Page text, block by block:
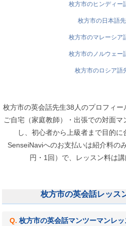
枚方市のヒンディー
枚方市の日本語
枚方市のマレーシア
枚方市のノルウェー
枚方市のロシア語
枚方市の英会話先生38人のプロフィー
ご自宅（家庭教師）・出張での対面
し、初心者から上級者まで目的に
SenseiNaviへのお支払いは紹介料の
円・1回）で、レッスン料は講
枚方市の英会話レッス
枚方市の英会話マンツーマンレ